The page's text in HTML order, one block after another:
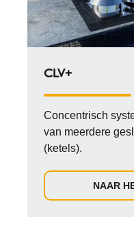
CLV+
Concentrisch
van meerdere
(ketels).
NAAR